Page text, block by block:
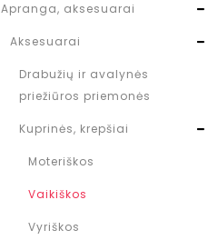
Apranga, aksesuarai
Aksesuarai
Drabužių ir avalynės
priežiūros priemonės
Kuprinės, krepšiai
Moteriškos
Vaikiškos
Vyriškos